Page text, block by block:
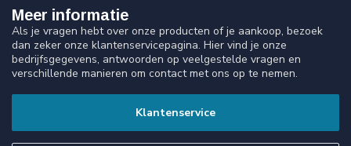
Meer informatie
Als je vragen hebt over onze producten of je aankoop, bezoek
dan zeker onze klantenservicepagina. Hier vind je onze
bedrijfsgegevens, antwoorden op veelgestelde vragen en
verschillende manieren om contact met ons op te nemen.
Klantenservice